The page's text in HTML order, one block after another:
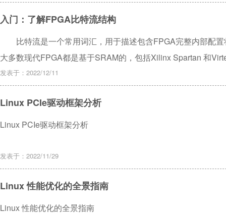
用它？相比 CPU、GPU、ASIC（专用芯片），FPGA有什么
起来——揭秘FPGA。
入门：了解FPGA比特流结构
比特流是一个常用词汇，用于描述包含FPGA完整内部配置
大多数现代FPGA都是基于SRAM的，包括Xilinx Spartan 和
置期间，比特流从外部诸如闪存这样的非易失性存储器中读取
配置SRAM中。
发表于：2022/12/11
Linux PCIe驱动框架分析
Linux PCIe驱动框架分析
发表于：2022/11/29
Linux 性能优化的全景指南
Linux 性能优化的全景指南